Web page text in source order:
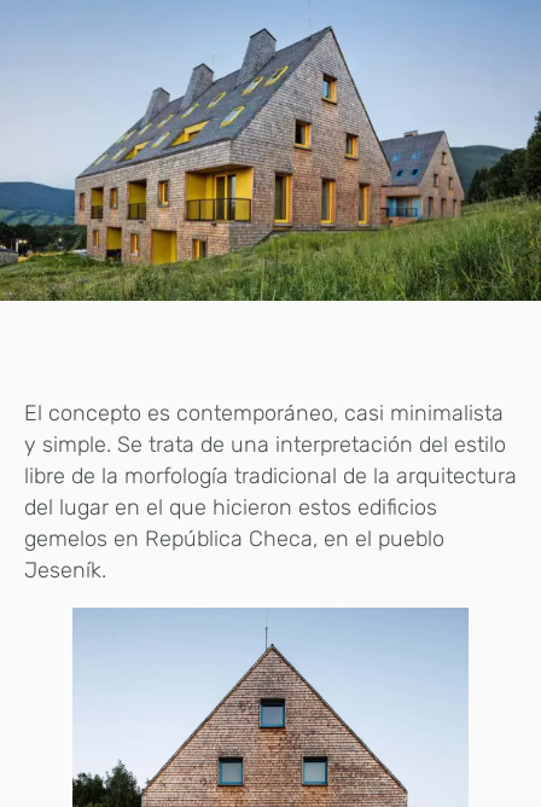
El concepto es contemporáneo, casi minimalista
y simple. Se trata de una interpretación del estilo
libre de la morfología tradicional de la arquitectura
del lugar en el que hicieron estos edificios
gemelos en República Checa, en el pueblo
Jeseník.